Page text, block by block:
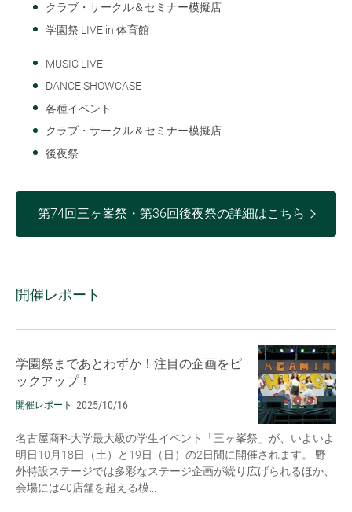
クラブ・サークル＆セミナー模擬店
学園祭 LIVE in 体育館
MUSIC LIVE
DANCE SHOWCASE
各種イベント
クラブ・サークル＆セミナー模擬店
後夜祭
第74回三ヶ峯祭・第36回後夜祭の詳細はこちら
開催レポート
学園祭まであとわずか！注目の企画をピ
ックアップ！
開催レポート 2025/10/16
名古屋商科大学最大級の学生イベント「三ヶ峯祭」が、いよいよ
明日10月18日（土）と19日（日）の2日間に開催されます。 野
外特設ステージでは多彩なステージ企画が繰り広げられるほか、
会場には40店舗を超える模...